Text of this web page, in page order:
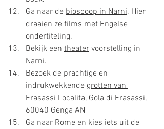
Ga naar de bioscoop in Narni. Hier
draaien ze films met Engelse
ondertiteling.
Bekijk een theater voorstelling in
Narni.
Bezoek de prachtige en
indrukwekkende grotten van
Frasassi Localita, Gola di Frasassi,
60040 Genga AN
Ga naar Rome en kies iets uit de